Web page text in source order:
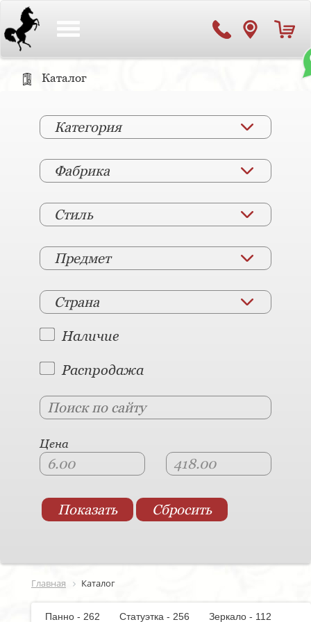
Каталог
Категория
Фабрика
Стиль
Предмет
Страна
Наличие
Распродажа
Цена
Главная Каталог
Панно - 262 Статуэтка - 256
Зеркало - 112